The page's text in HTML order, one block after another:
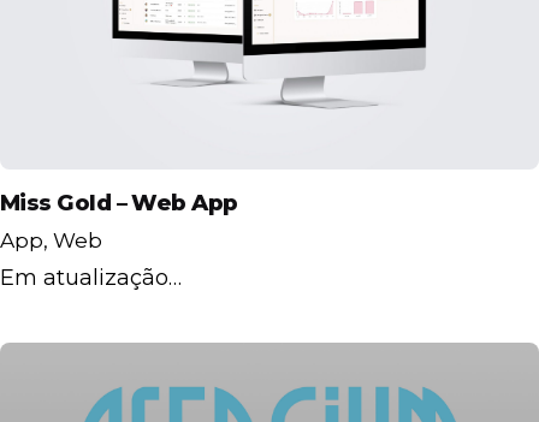
Miss Gold – Web App
App Web
Em atualização…